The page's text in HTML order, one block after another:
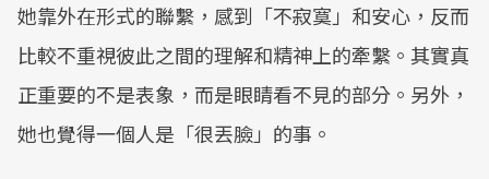
Mute
她靠外在形式的聯繫，感到「不寂寞」和安心，反而
比較不重視彼此之間的理解和精神上的牽繫。其實真
正重要的不是表象，而是眼睛看不見的部分。另外，
她也覺得一個人是「很丟臉」的事。